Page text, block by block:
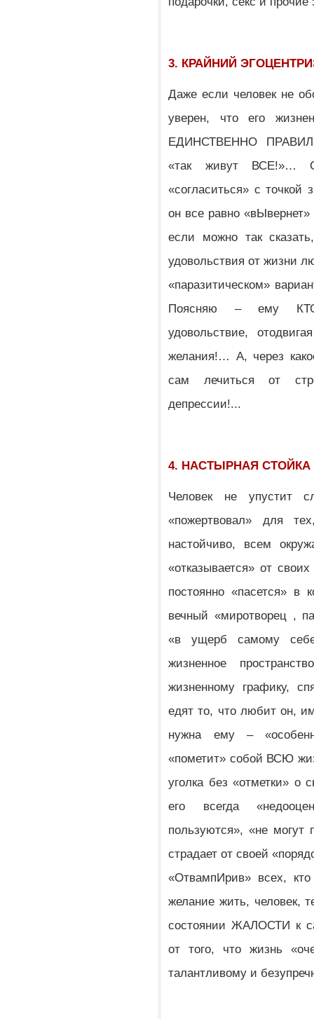
3. КРАЙНИЙ
Даже если человек не
уверен, что его
ЕДИНСТВЕННО
«так живут ВСЕ!»…
«согласиться» с точкой
он все равно
если можно так
удовольствия от жизни
«паразитическом»
Поясняю – ему
удовольствие,
желания!… А, через
сам лечиться от
депрессии!...
4. НАСТЫРНАЯ
Человек не упустит
«пожертвовал» для
настойчиво, всем
«отказывается» от
постоянно «пасется»
вечный «миротворец ,
«в ущерб самому
жизненное
жизненному графику,
едят то, что любит он,
нужна ему –
«пометит» собой ВСЮ
уголка без «отметки» о
его всегда
пользуются», «не могут
страдает от своей
«ОтвампИрив» всех,
желание жить, человек,
состоянии ЖАЛОСТИ к
от того, что жизнь
талантливому и